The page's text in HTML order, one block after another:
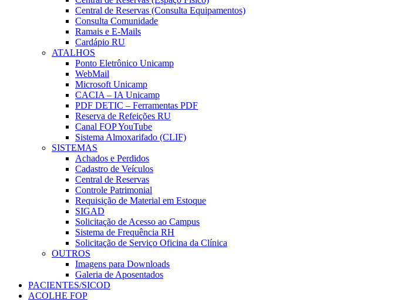
Central de Reservas (Consulta Equipamentos)
Consulta Comunidade
Ramais e E-Mails
Cardápio RU
ATALHOS
Ponto Eletrônico Unicamp
WebMail
Microsoft Unicamp
CACIA – IA Unicamp
PDF DETIC – Ferramentas PDF
Reserva de Refeições RU
Canal FOP YouTube
Sistema Almoxarifado (CLIF)
SISTEMAS
Achados e Perdidos
Cadastro de Veículos
Central de Reservas
Controle Patrimonial
Requisição de Material em Estoque
SIGAD
Solicitação de Acesso ao Campus
Sistema de Frequência RH
Solicitação de Serviço Oficina da Clínica
OUTROS
Imagens para Downloads
Galeria de Aposentados
PACIENTES/SICOD
ACOLHE FOP